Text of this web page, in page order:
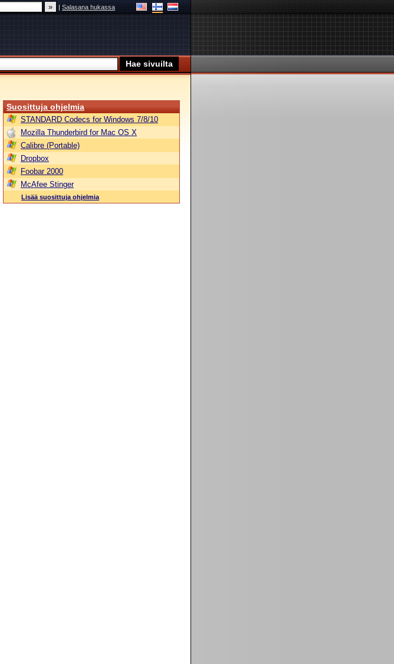
|Salasana hukassa
Suosittuja ohjelmia
STANDARD Codecs for Windows 7/8/10
Mozilla Thunderbird for Mac OS X
Calibre (Portable)
Dropbox
Foobar 2000
McAfee Stinger
Lisää suosittuja ohjelmia